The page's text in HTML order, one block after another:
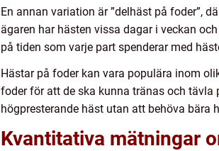
En annan variation är ”delhäst på foder”,
ägaren har hästen vissa dagar i veckan
på tiden som varje part spenderar med
Hästar på foder kan vara populära inom
foder för att de ska kunna tränas och tävla
högpresterande häst utan att behöva bära
Kvantitativa mätningar